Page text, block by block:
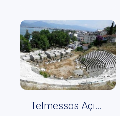
Telmessos Açıkhava Tiyatrosu